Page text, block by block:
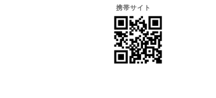
携帯サイト